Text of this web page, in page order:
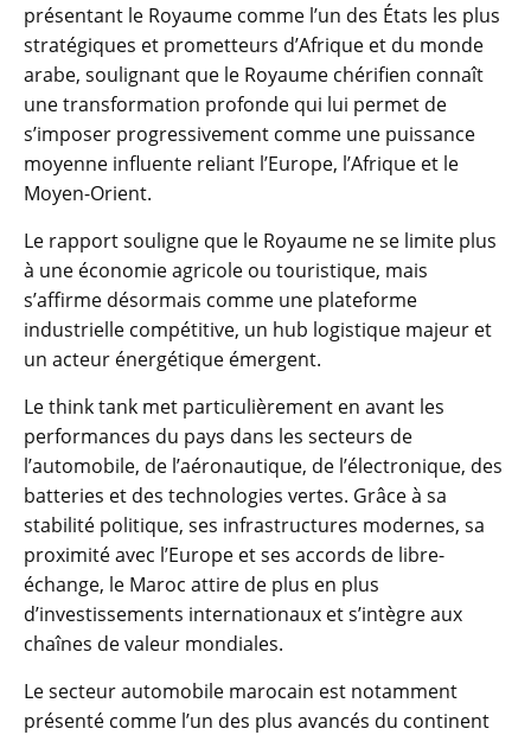
présentant le Royaume comme l’un des États les plus
stratégiques et prometteurs d’Afrique et du monde
arabe, soulignant que le Royaume chérifien connaît
une transformation profonde qui lui permet de
s’imposer progressivement comme une puissance
moyenne influente reliant l’Europe, l’Afrique et le
Moyen-Orient.
Le rapport souligne que le Royaume ne se limite plus
à une économie agricole ou touristique, mais
s’affirme désormais comme une plateforme
industrielle compétitive, un hub logistique majeur et
un acteur énergétique émergent.
Le think tank met particulièrement en avant les
performances du pays dans les secteurs de
l’automobile, de l’aéronautique, de l’électronique, des
batteries et des technologies vertes. Grâce à sa
stabilité politique, ses infrastructures modernes, sa
proximité avec l’Europe et ses accords de libre-
échange, le Maroc attire de plus en plus
d’investissements internationaux et s’intègre aux
chaînes de valeur mondiales.
Le secteur automobile marocain est notamment
présenté comme l’un des plus avancés du continent